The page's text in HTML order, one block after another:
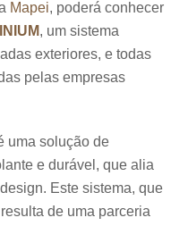
Mapei, poderá conhecer
, um sistema
exteriores, e todas
pelas empresas
uma solução de
e durável, que alia
Este sistema, que
de uma parceria